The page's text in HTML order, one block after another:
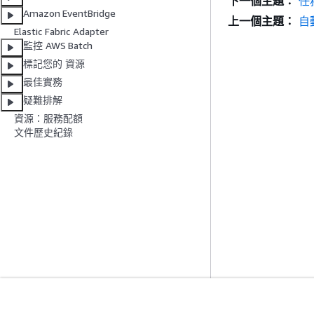
Amazon EventBridge
Elastic Fabric Adapter
監控 AWS Batch
標記您的 資源
最佳實務
疑難排解
資源：服務配額
文件歷史紀錄
上一個主題：
自